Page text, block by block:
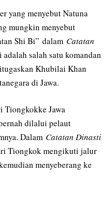
yang menyebut Natuna
mungkin menyebut
Shi Bi” dalam Catatan
adalah salah satu komandan
Khubilai Khan
di Jawa.
Tiongkokke Jawa
dilalui pelaut
Dalam Catatan Dinasti
Tiongkok mengikuti jalur
menyeberang ke